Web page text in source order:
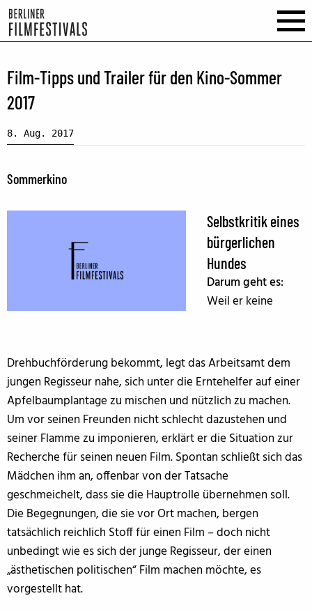
Film-Tipps und Trailer für den Kino-Sommer
2017
8. Aug. 2017
Sommerkino
Selbstkritik eines
bürgerlichen
Hundes
Darum geht es:
Weil er keine
Drehbuchförderung bekommt, legt das Arbeitsamt dem
jungen Regisseur nahe, sich unter die Erntehelfer auf einer
Apfelbaumplantage zu mischen und nützlich zu machen.
Um vor seinen Freunden nicht schlecht dazustehen und
seiner Flamme zu imponieren, erklärt er die Situation zur
Recherche für seinen neuen Film. Spontan schließt sich das
Mädchen ihm an, offenbar von der Tatsache
geschmeichelt, dass sie die Hauptrolle übernehmen soll.
Die Begegnungen, die sie vor Ort machen, bergen
tatsächlich reichlich Stoff für einen Film – doch nicht
unbedingt wie es sich der junge Regisseur, der einen
„ästhetischen politischen“ Film machen möchte, es
vorgestellt hat.